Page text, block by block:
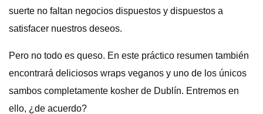
suerte no faltan negocios dispuestos y dispuestos a
satisfacer nuestros deseos.
Pero no todo es queso. En este práctico resumen también
encontrará deliciosos wraps veganos y uno de los únicos
sambos completamente kosher de Dublín. Entremos en
ello, ¿de acuerdo?